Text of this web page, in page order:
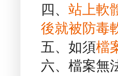
四、 站上軟
後就被防毒
五、如須檔
六、檔案無